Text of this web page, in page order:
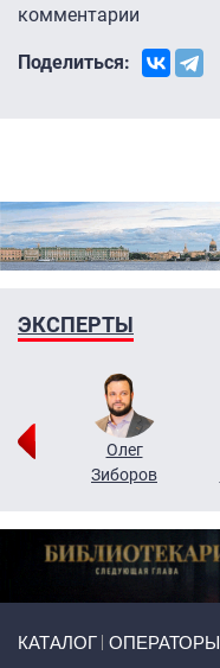
комментарии
Поделиться:
ЭКСПЕРТЫ
Олег
Зиборов
КАТАЛОГ ОПЕРАТОРЫ